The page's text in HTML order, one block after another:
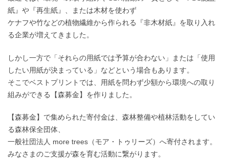
紙』や『再生紙』、または木材を使わず
ケナフや竹などの植物繊維から作られる『非木材紙』を取り入れ
る企業が増えてきました。
しかし一方で「それらの用紙では予算が合わない」または「使用
したい用紙が決まっている」などという場合もあります。
そこでベストプリントでは、用紙を問わず少額から環境への取り
組みができる【森募金】を作りました。
【森募金】で集められた寄付金は、森林整備や植林活動をしてい
る森林保全団体、
一般社団法人 more trees（モア・トゥリーズ）へ寄付されます。
みなさまのご支援が森を育む活動に繋がります。